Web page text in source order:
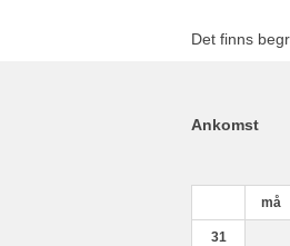
Det finns
Ankomst
må
31